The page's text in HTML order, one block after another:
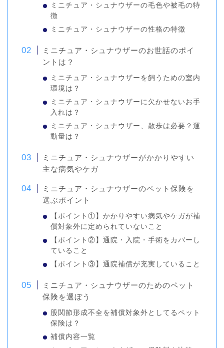
ミニチュア・シュナウザーの毛色や被毛の特
徴
ミニチュア・シュナウザーの性格の特徴
ミニチュア・シュナウザーのお世話のポイ
ントは？
ミニチュア・シュナウザーを飼うための室内
環境は？
ミニチュア・シュナウザーに欠かせないお手
入れは？
ミニチュア・シュナウザー、散歩は必要？運
動量は？
ミニチュア・シュナウザーがかかりやすい
主な病気やケガ
ミニチュア・シュナウザーのペット保険を
選ぶポイント
【ポイント①】かかりやすい病気やケガが補
償対象外に定められていないこと
【ポイント②】通院・入院・手術をカバーし
ていること
【ポイント③】通院補償が充実していること
ミニチュア・シュナウザーのためのペット
保険を選ぼう
股関節形成不全を補償対象外としてるペット
保険は？
補償内容一覧